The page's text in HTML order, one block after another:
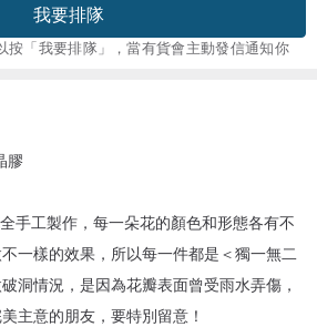
我要排隊
按「我要排隊」，當有貨會主動發信通知你
膠
手工製作，每一朵花的顏色和形態各有不
一樣的效果，所以每一件都是＜獨一無二
洞情況，是因為花瓣表面曾受雨水弄傷，
主意的朋友，要特別留意！